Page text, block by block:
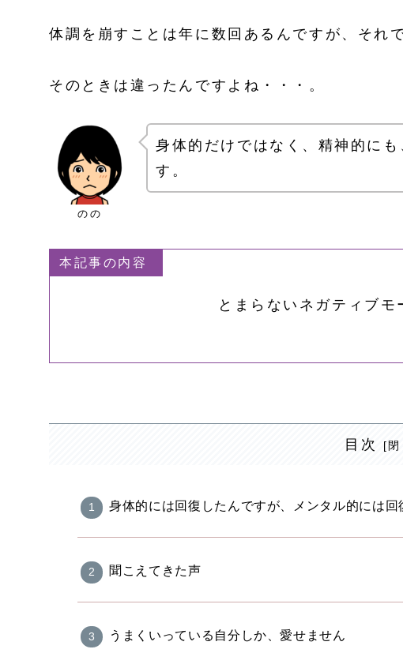
体調を崩すことは年に数回あるんですが、それ
そのときは違ったんですよね・・・。
のの
身体的だけではなく、精神的に
す。
本記事の内容
とまらないネガティブ
目次
身体的には回復したんですが、メンタル的には回
聞こえてきた声
うまくいっている自分しか、愛せません